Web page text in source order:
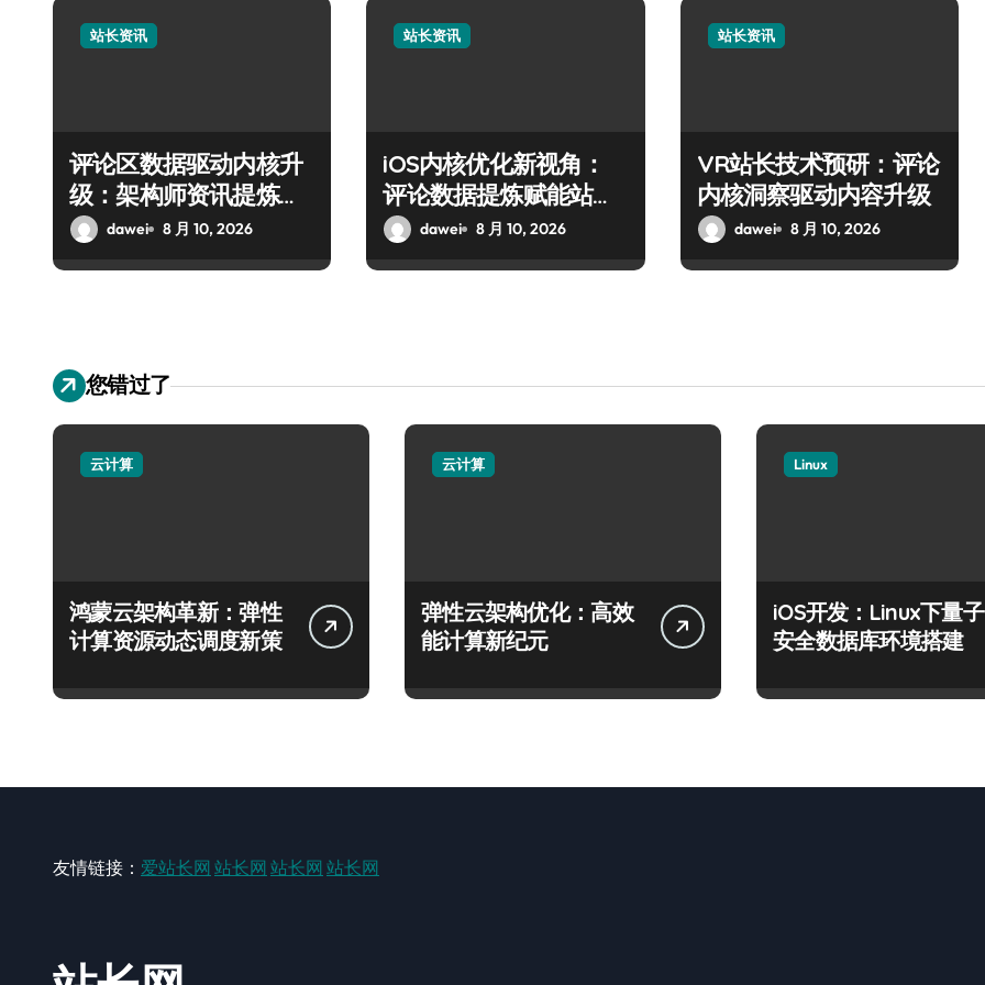
站长资讯
评论区数据驱动内核升
级：架构师资讯提炼新
范式dawei 8 月 10, 2026
站长资讯
iOS内核优化新视角：
评论数据提炼赋能站长
资讯升级
dawei 8 月 10, 2026
站长资讯
VR站长技术预研：评论
内核洞察驱动内容升级
dawei 8 月 10, 2026
您错过了
云计算
鸿蒙云架构革新：弹性
计算资源动态调度新策
云计算
弹性云架构优化：高效
能计算新纪元
Linux
iOS开发：Linux下量子
安全数据库环境搭建
友情链接： 爱站长网 站长网 站长网 站长网